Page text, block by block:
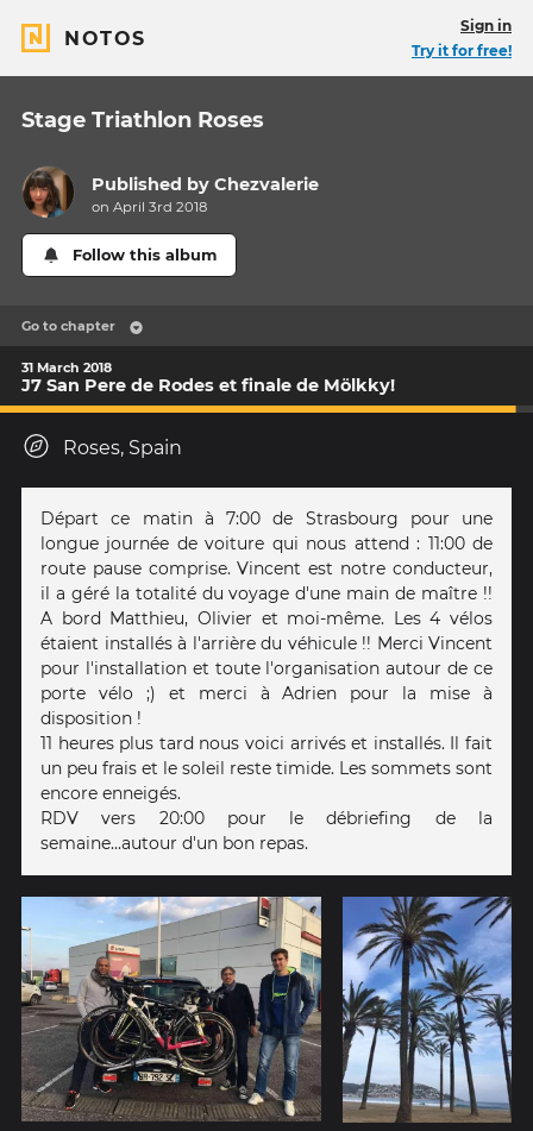
NOTOS
Sign in
Try it for free!
Stage Triathlon Roses
Published byChezvalerie
on April 3rd 2018
Follow this album
Go to chapter
31 March 2018
J7 San Pere de Rodes et finale de Mölkky!
Roses, Spain
Départ ce matin à 7:00 de Strasbourg pour une
longue journée de voiture qui nous attend : 11:00 de
route pause comprise. Vincent est notre conducteur,
il a géré la totalité du voyage d'une main de maître !!
A bord Matthieu, Olivier et moi-même. Les 4 vélos
étaient installés à l'arrière du véhicule !! Merci Vincent
pour l'installation et toute l'organisation autour de ce
porte vélo ;) et merci à Adrien pour la mise à
disposition !
11 heures plus tard nous voici arrivés et installés. Il fait
un peu frais et le soleil reste timide. Les sommets sont
encore enneigés.
RDV vers 20:00 pour le débriefing de la
semaine...autour d'un bon repas.